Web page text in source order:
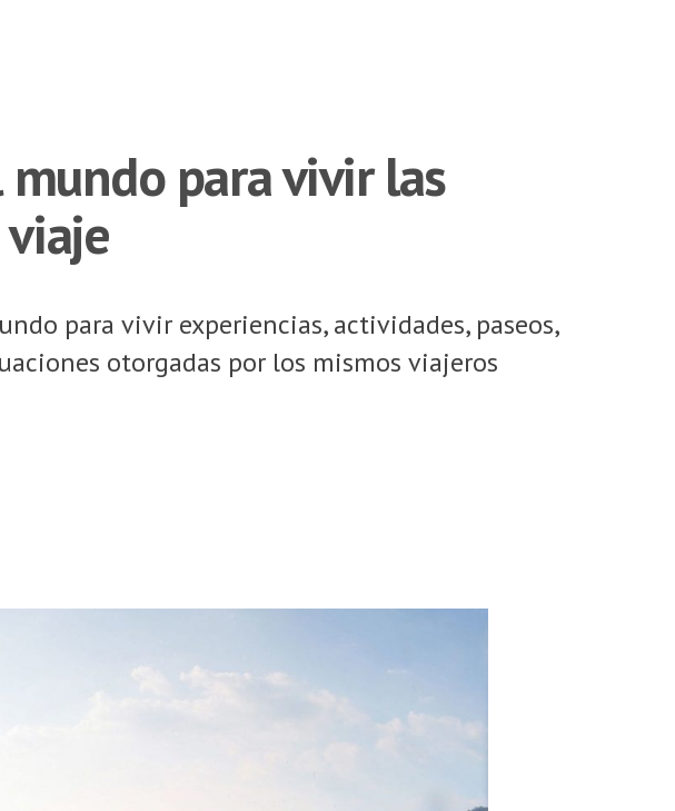
para vivir las
para vivir experiencias, actividades, paseos,
otorgadas por los mismos viajeros